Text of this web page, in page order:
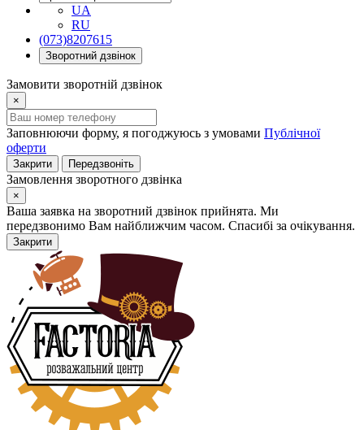
UA
RU
(073)8207615
Зворотний дзвінок
Замовити зворотній дзвінок
×
Заповнюючи форму, я погоджуюсь з умовами Публічної
оферти
Закрити Передзвоніть
Замовлення зворотного дзвінка
×
Ваша заявка на зворотний дзвінок прийнята. Ми
передзвонимо Вам найближчим часом. Спасибі за очікування.
Закрити